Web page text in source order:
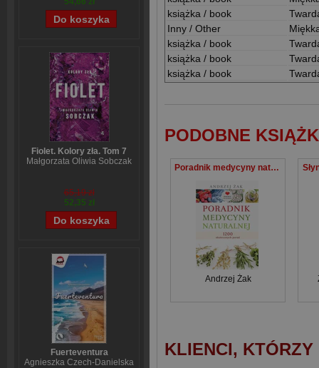
Fiolet. Kolory zła. Tom 7
Małgorzata Oliwia Sobczak
65,19 zł
52,35 zł
Fuerteventura
Agnieszka Czech-Danielska
książka / book
Inny / Other
książka / book
książka / book
książka / book
PODOBNE
Poradnik medycyny naturalnej
Andrzej Żak
KLIENCI,